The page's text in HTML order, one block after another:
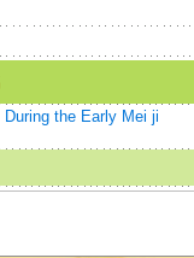
the Early Mei ji